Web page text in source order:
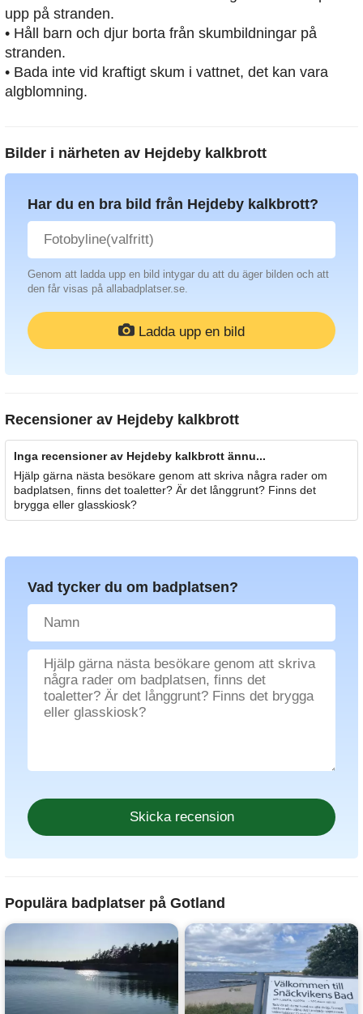
upp på stranden.
• Håll barn och djur borta från skumbildningar på
stranden.
• Bada inte vid kraftigt skum i vattnet, det kan vara
algblomning.
Bilder i närheten av Hejdeby kalkbrott
Har du en bra bild från Hejdeby kalkbrott?
Genom att ladda upp en bild intygar du att du äger bilden och att
den får visas på allabadplatser.se.
Ladda upp en bild
Recensioner av Hejdeby kalkbrott
Inga recensioner av Hejdeby kalkbrott ännu...
Hjälp gärna nästa besökare genom att skriva några rader om
badplatsen, finns det toaletter? Är det långgrunt? Finns det
brygga eller glasskiosk?
Vad tycker du om badplatsen?
Populära badplatser på Gotland